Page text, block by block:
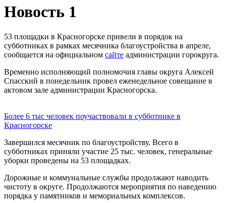
Новость 1
53 площадки в Красногорске привели в порядок на
субботниках в рамках месячника благоустройства в апреле,
сообщается на официальном сайте администрации горокруга.
Временно исполняющий полномочия главы округа Алексей
Спасский в понедельник провел еженедельное совещание в
актовом зале администрации Красногорска.
Более 6 тыс человек поучаствовали в субботнике в
Красногорске
Завершился месячник по благоустройству. Всего в
субботниках приняли участие 25 тыс. человек, генеральные
уборки проведены на 53 площадках.
Дорожные и коммунальные службы продолжают наводить
чистоту в округе. Продолжаются мероприятия по наведению
порядка у памятников и мемориальных комплексов.